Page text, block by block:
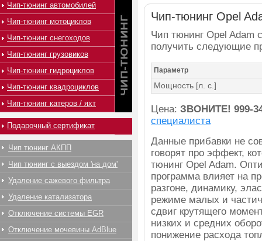
Чип-тюнинг Opel
Чип тюнинг Opel Adam
получить следующие
Параметр
Мощность [л. с.]
Цена: ЗВОНИТЕ! 999-
специалиста
Данные прибавки не
говорят про эффект,
тюнинг Opel Adam.
программа влияет на
разгоне, динамику,
режиме малых и
сдвиг крутящего
низких и средних
понижение расхода
Чип-тюнинг автомобилей
Чип-тюнинг мотоциклов
Чип-тюнинг снегоходов
Чип-тюнинг грузовиков
Чип-тюнинг гидроциклов
Чип-тюнинг квадроциклов
Чип-тюнинг катеров / яхт
Подарочный сертификат
Чип тюнинг АКПП
Чип тюнинг с выездом 'на дом'
Удаление сажевого фильтра
Удаление катализатора
Отключение системы EGR
Отключение мочевины AdBlue